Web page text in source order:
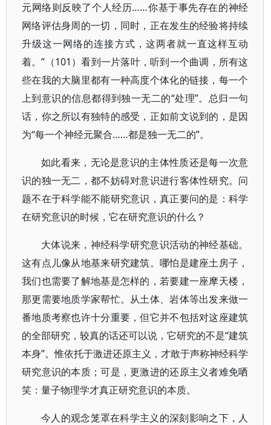
元网络则反映了个人经历……你基于事先存在的神经
网络评估身周的一切，同时，正在发生的经验将持续
升级这一网络的连接方式，这两者就一直这样互动
着。”（101）看到一片落叶，听到一个曲调，所有这
些在我的大脑里都有一种高度个体化的链接，每一个
上到意识的信息都得到独一无二的“处理”。总归一句
话，你之所以有独特的感受，正如前文说到的，是因
为“每一个神经元聚合……都是独一无二的”。
如此看来，无论是意识的主体性质还是每一次意
识的独一无二，都不妨碍对意识进行客体性研究。问
题不在于科学能不能研究意识，真正要问的是：科学
在研究意识的时候，它在研究意识的什么？
大体说来，神经科学研究意识活动的神经基础。
这有点儿像从地基来研究建筑。哪怕是建座土房子，
我们也需要了解地基是怎样的，若要建一座摩天楼，
那更需要地质学家帮忙。从土体、岩体等出发来做一
番地质考察也许十分重要，但它并不包括对这座建筑
的全部研究，较真的话还可以说，它研究的不是“建筑
本身”。惟依托于激进还原主义，才敢于声称神经科学
研究意识的本质；可是，更激进的还原主义者难免哂
笑：量子物理学才真正研究意识的本质。
今人的观念笼罩在科学主义的深刻影响之下，人